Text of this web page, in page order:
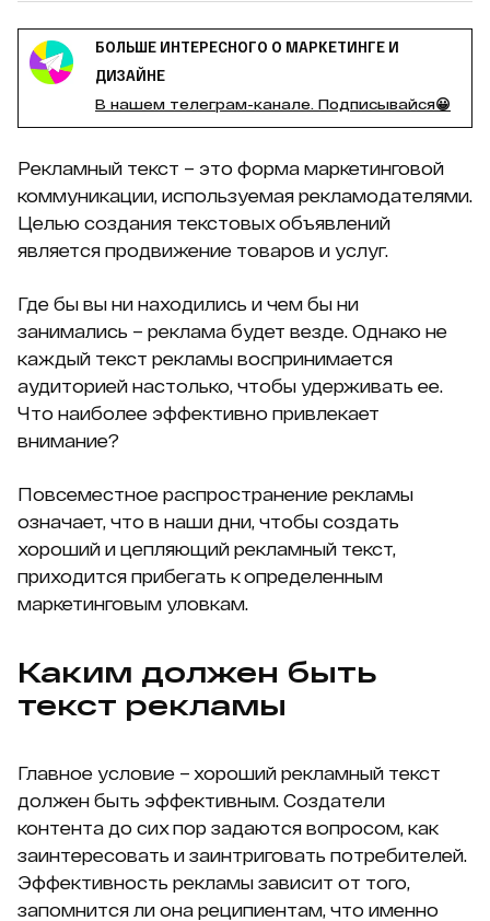
БОЛЬШЕ ИНТЕРЕСНОГО О МАРКЕТИНГЕ И
ДИЗАЙНЕ
В нашем телеграм-канале. Подписывайся😀
Рекламный текст – это форма маркетинговой
коммуникации, используемая рекламодателями.
Целью создания текстовых объявлений
является продвижение товаров и услуг.
Где бы вы ни находились и чем бы ни
занимались – реклама будет везде. Однако не
каждый текст рекламы воспринимается
аудиторией настолько, чтобы удерживать ее.
Что наиболее эффективно привлекает
внимание?
Повсеместное распространение рекламы
означает, что в наши дни, чтобы создать
хороший и цепляющий рекламный текст,
приходится прибегать к определенным
маркетинговым уловкам.
Каким должен быть
текст рекламы
Главное условие – хороший рекламный текст
должен быть эффективным. Создатели
контента до сих пор задаются вопросом, как
заинтересовать и заинтриговать потребителей.
Эффективность рекламы зависит от того,
запомнится ли она реципиентам, что именно